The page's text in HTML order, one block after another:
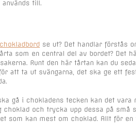
till.
se ut? Det handlar förstås
som en central del av bordet? Det
Runt den här tårtan kan du
att ta ut svängarna, det ska ge ett
gå i chokladens tecken kan det
och trycka upp dessa på små
som kan mest om choklad. Allt för